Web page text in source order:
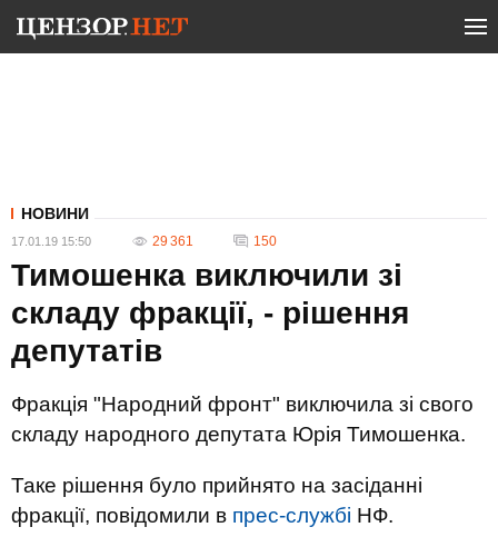
НОВИНИ
17.01.19 15:50 29 361 150
Тимошенка виключили зі
складу фракції, - рішення
депутатів
Фракція "Народний фронт" виключила зі свого
складу народного депутата Юрія Тимошенка.
Таке рішення було прийнято на засіданні
фракції, повідомили в прес-службі НФ.